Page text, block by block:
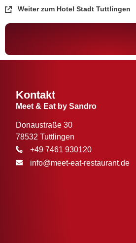
Weiter zum Hotel Stadt Tuttlingen
Kontakt
Meet & Eat by Sandro
Donaustraße 30
78532 Tuttlingen
+49 7461 930120
info@meet-eat-restaurant.de